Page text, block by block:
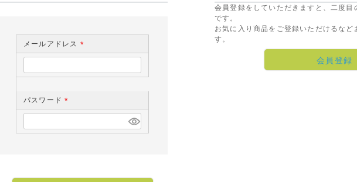
メールアドレス
(
須
パスワード
(
須
会員登録をしていただきますと、二度
です。
お気に入り商品をご登録いただけるな
す。
会員登録